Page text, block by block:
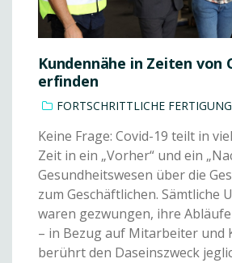
Kundennähe in Zeiten von
erfinden
FORTSCHRITTLICHE FERTIGUNG
Keine Frage: Covid-19 teilt in
Zeit in ein „Vorher“ und ein
Gesundheitswesen über die
zum Geschäftlichen. Sämtliche
waren gezwungen, ihre
– in Bezug auf Mitarbeiter und
berührt den Daseinszweck